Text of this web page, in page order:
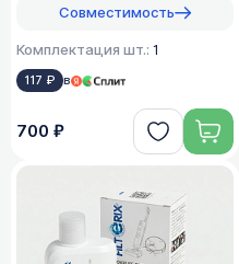
Совместимость
Комплектация шт.: 1
117 ₽ в
700 ₽